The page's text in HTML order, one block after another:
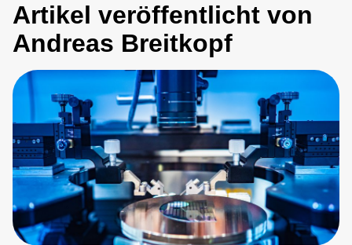
Artikel veröffentlicht von
Andreas Breitkopf